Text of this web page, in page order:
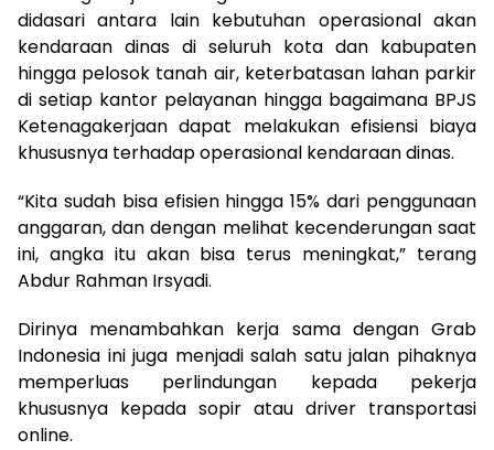
didasari antara lain kebutuhan operasional akan
kendaraan dinas di seluruh kota dan kabupaten
hingga pelosok tanah air, keterbatasan lahan parkir
di setiap kantor pelayanan hingga bagaimana BPJS
Ketenagakerjaan dapat melakukan efisiensi biaya
khususnya terhadap operasional kendaraan dinas.
“Kita sudah bisa efisien hingga 15% dari penggunaan
anggaran, dan dengan melihat kecenderungan saat
ini, angka itu akan bisa terus meningkat,” terang
Abdur Rahman Irsyadi.
Dirinya menambahkan kerja sama dengan Grab
Indonesia ini juga menjadi salah satu jalan pihaknya
memperluas perlindungan kepada pekerja
khususnya kepada sopir atau driver transportasi
online.